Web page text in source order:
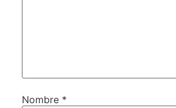
Nombre *